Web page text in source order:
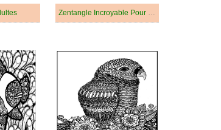
Zentangle Incroyable Pour Les Enfants